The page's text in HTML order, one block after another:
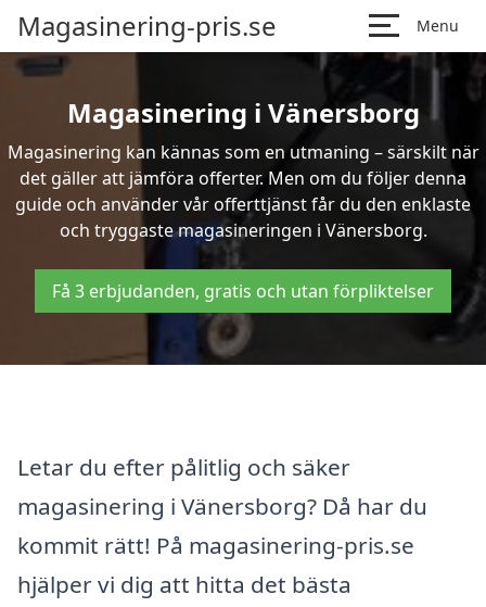
Magasinering-pris.se Menu
Magasinering i Vänersborg
Magasinering kan kännas som en utmaning – särskilt när
det gäller att jämföra offerter. Men om du följer denna
guide och använder vår offerttjänst får du den enklaste
och tryggaste magasineringen i Vänersborg.
Få 3 erbjudanden, gratis och utan förpliktelser
Letar du efter pålitlig och säker
magasinering i Vänersborg? Då har du
kommit rätt! På magasinering-pris.se
hjälper vi dig att hitta det bästa